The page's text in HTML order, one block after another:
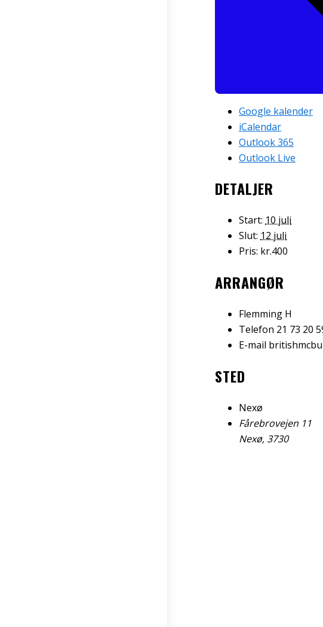
Google kalender
iCalendar
Outlook 365
Outlook Live
DETALJER
Start: 10 juli
Slut: 12 juli
Pris: kr.400
ARRANGØR
Flemming H
Telefon 21 73 20
E-mail
STED
Nexø
Fårebrovejen 11
Nexø, 3730